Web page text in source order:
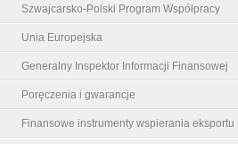
Szwajcarsko-Polski Program Współpracy
Unia Europejska
Generalny Inspektor Informacji Finansowej
Poręczenia i gwarancje
Finansowe instrumenty wspierania eksportu